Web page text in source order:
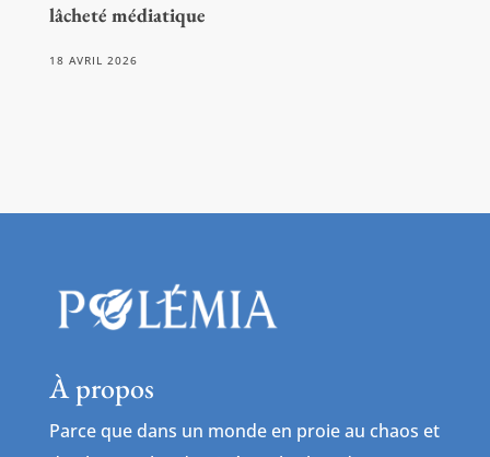
lâcheté médiatique
18 AVRIL 2026
À propos
Parce que dans un monde en proie au chaos et